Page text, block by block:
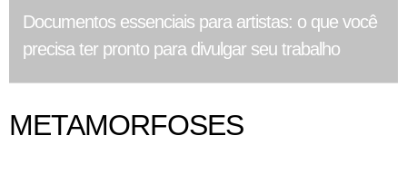
Documentos essenciais para artistas: o que você
precisa ter pronto para divulgar seu trabalho
METAMORFOSES